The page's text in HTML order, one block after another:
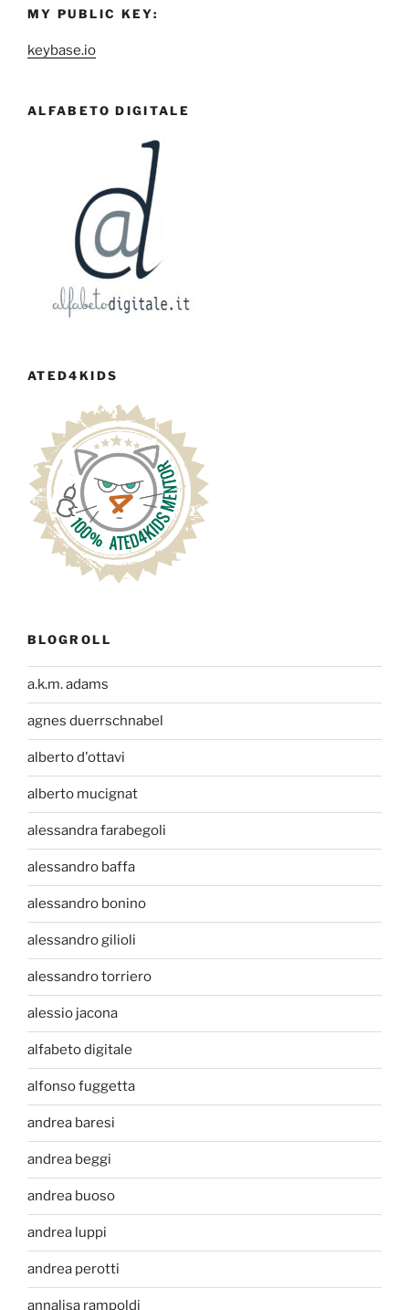
MY PUBLIC KEY:
keybase.io
ALFABETO DIGITALE
ATED4KIDS
BLOGROLL
a.k.m. adams
agnes duerrschnabel
alberto d'ottavi
alberto mucignat
alessandra farabegoli
alessandro baffa
alessandro bonino
alessandro gilioli
alessandro torriero
alessio jacona
alfabeto digitale
alfonso fuggetta
andrea baresi
andrea beggi
andrea buoso
andrea luppi
andrea perotti
annalisa rampoldi